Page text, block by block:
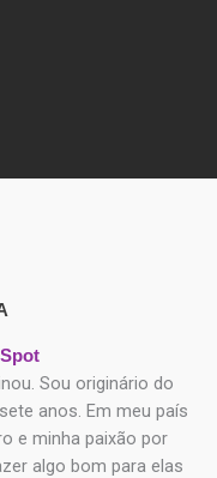
Sou originário do
anos. Em meu país
e minha paixão por
algo bom para elas